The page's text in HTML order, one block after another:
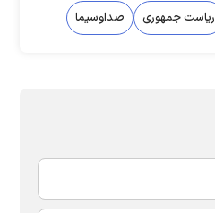
ریاست جمهوری صداوسیما